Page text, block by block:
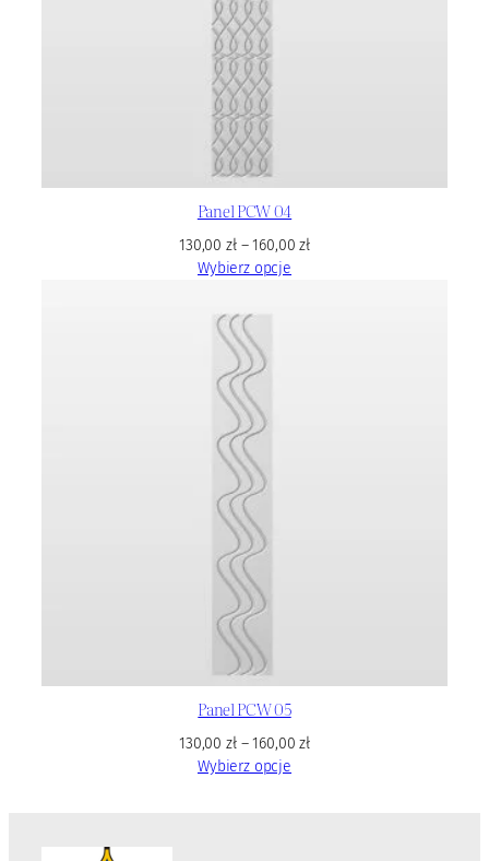
Panel PCW 04
130,00zł– 160,00zł
Wybierz opcje
Panel PCW 05
130,00zł– 160,00zł
Wybierz opcje